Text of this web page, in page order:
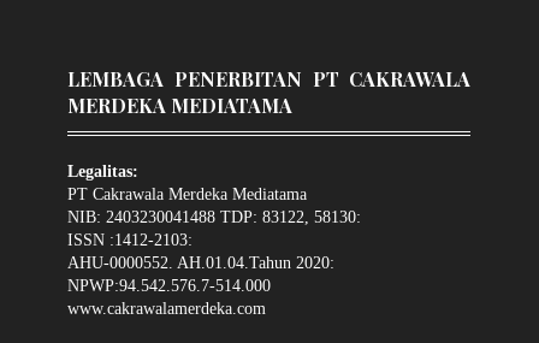
LEMBAGA PENERBITAN PT CAKRAWALA
MERDEKA MEDIATAMA
Legalitas:
PT Cakrawala Merdeka Mediatama
NIB: 2403230041488 TDP: 83122, 58130:
ISSN :1412-2103:
AHU-0000552. AH.01.04.Tahun 2020:
NPWP:94.542.576.7-514.000
www.cakrawalamerdeka.com